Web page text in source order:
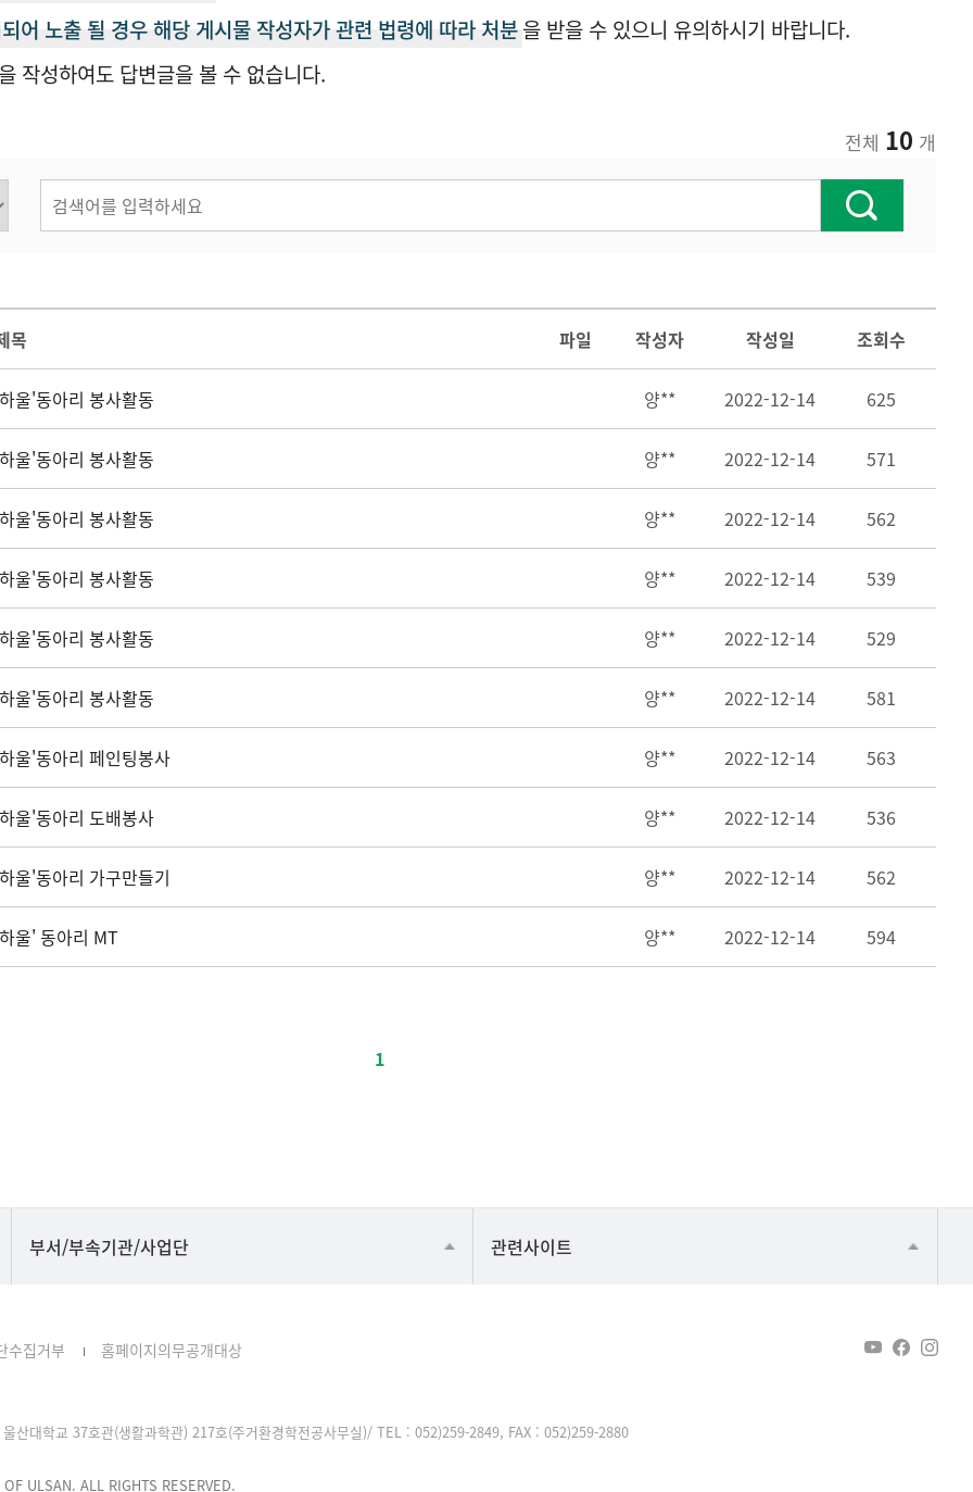
어 노출 될 경우 해당 게시물 작성자가 관련 법령에 따라 처분을 받을 수 있으니 유의하시기 바랍니다.
작성하여도 답변글을 볼 수 없습니다.
전체 10 개
목 파일 작성자 작성일 조회수
울'동아리 봉사활동 양** 2022-12-14 625
울'동아리 봉사활동 양** 2022-12-14 571
울'동아리 봉사활동 양** 2022-12-14 562
울'동아리 봉사활동 양** 2022-12-14 539
울'동아리 봉사활동 양** 2022-12-14 529
울'동아리 봉사활동 양** 2022-12-14 581
울'동아리 페인팅봉사 양** 2022-12-14 563
울'동아리 도배봉사 양** 2022-12-14 536
울'동아리 가구만들기 양** 2022-12-14 562
울' 동아리 MT 양** 2022-12-14 594
1
부서/부속기관/사업단
교무처교직팀
국제교류처
기초과학연구소
관련사이트
온라인 기술거래 플랫폼
수집거부 홈페이지의무공개대상
산대학교 37호관(생활과학관) 217호(주거환경학전공사무실)/ TEL : 052)259-2849, FAX : 052)259-2880
ULSAN. ALL RIGHTS RESERVED.